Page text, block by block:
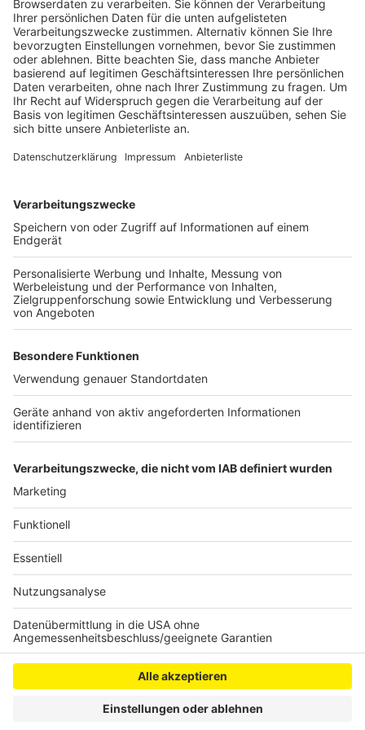
Anzeige
Veröffentlicht:Freitag, 02.05.2025 11:12
Anzeige
Bewohner wurden in Sicherheit gebracht
Anzeige
Die Feuerwehr Pulheim musste in der Nacht zu Freitag
(2. Mai) zu einem Großeinsatz in Brauweiler ausrücken.
Dort hatte es in einer Obdachlosenunterkunft in der
Berliner Straße gebrannt. Als die Löschkräfte an dem
betroffenen Haus eintrafen, drang bereits dichter
Rauch aus dem Fenster einer Wohnung. Die Bewohner
hatten sich teilweise selbst in Sicherheit gebracht –
einige mussten aber auch von der Feuerwehr ins Freie
gebracht werden. Es habe aber keine ernsthaft
verletzten Menschen gegeben. Nach gut zwei
Stunden war das Feuer gelöscht. Teile des
Wohnhauses sind derzeit nicht mehr bewohnbar.
Anzeige
Anzeige